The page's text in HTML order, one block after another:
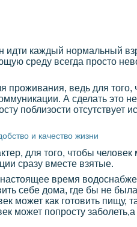
идти каждый нормальный
среду всегда просто
проживания, ведь для того,
А сделать это
поблизости отсутствует
и качество жизни
для того, чтобы
сразу вместе взятые.
время
себе дома, где бы не
может как готовить пищу,
может попросту